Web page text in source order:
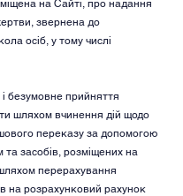
на Сайті, про надання
звернена до
осіб, у тому числі
безумовне прийняття
шляхом вчинення дій щодо
переказу за допомогою
засобів, розміщених на
перерахування
на розрахунковий рахунок